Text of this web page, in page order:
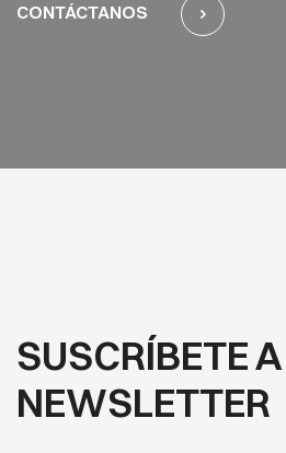
CONTÁCTANOS
SUSCRÍBETE
NEWSLETTER